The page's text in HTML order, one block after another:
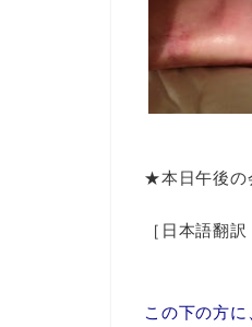
★本日午後の
［日本語翻
この下の方